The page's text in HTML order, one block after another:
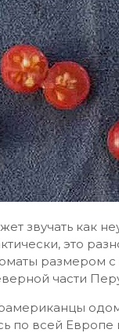
звучать как
это
размером с
части
по всей